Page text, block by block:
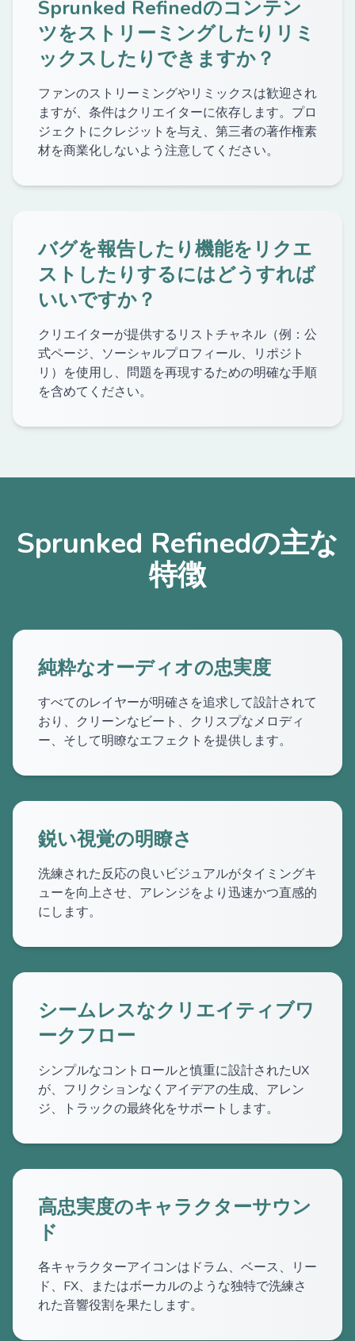
Sprunked Refinedのコンテン
ツをストリーミングしたりリミ
ックスしたりできますか？
ファンのストリーミングやリミックスは歓迎され
ますが、条件はクリエイターに依存します。プロ
ジェクトにクレジットを与え、第三者の著作権素
材を商業化しないよう注意してください。
バグを報告したり機能をリクエ
ストしたりするにはどうすれば
いいですか？
クリエイターが提供するリストチャネル（例：公
式ページ、ソーシャルプロフィール、リポジト
リ）を使用し、問題を再現するための明確な手順
を含めてください。
Sprunked Refinedの主な
特徴
純粋なオーディオの忠実度
すべてのレイヤーが明確さを追求して設計されて
おり、クリーンなビート、クリスプなメロディ
ー、そして明瞭なエフェクトを提供します。
鋭い視覚の明瞭さ
洗練された反応の良いビジュアルがタイミングキ
ューを向上させ、アレンジをより迅速かつ直感的
にします。
シームレスなクリエイティブワ
ークフロー
シンプルなコントロールと慎重に設計されたUX
が、フリクションなくアイデアの生成、アレン
ジ、トラックの最終化をサポートします。
高忠実度のキャラクターサウン
ド
各キャラクターアイコンはドラム、ベース、リー
ド、FX、またはボーカルのような独特で洗練さ
れた音響役割を果たします。